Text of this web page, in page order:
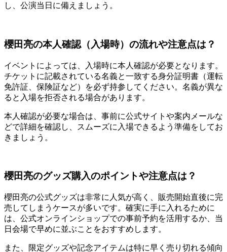
し、公演当日に備えましょう。
櫻田亮の本人確認（入場時）の流れや注意点は？
イベントによっては、入場時に本人確認が必要となります。
チケットに記載されている名義と一致する身分証明書（運転
免許証、保険証など）を必ず持参してください。名義が異な
ると入場を拒否される場合があります。
本人確認が必要な場合は、事前に公式サイトや案内メールな
どで詳細を確認し、スムーズに入場できるよう準備をしてお
きましょう。
櫻田亮のグッズ購入のポイントや注意点は？
櫻田亮の公式グッズは非常に人気が高く、販売開始直後に完
売してしまうケースが多いです。確実に手に入れるために
は、公式オンラインショップでの事前予約を活用するか、当
日会場で早めに並ぶことをおすすめします。
また、限定グッズや記念アイテムは特に早く売り切れる傾向